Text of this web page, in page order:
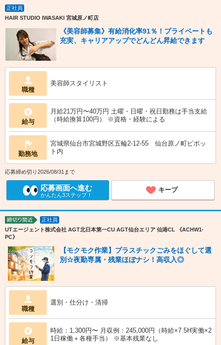
正社員
HAIR STUDIO IWASAKI 宮城原ノ町店
《美容師募集》有給消化率91％！プライベートも
充実、キャリアアップでどんどん昇給できます
職種
美容師スタイリスト
給与
月給21万円〜40万円 土曜・日曜・祝日勤務は手当支給
（時給換算100円） ※資格・経験による
勤務地
宮城県仙台市宮城野区五輪2-12-55 仙台原ノ町ピボッ
ト内
応募締め切り2026/08/31まで
応募画面へ進む
かんたん3ステップ！
キープ
締切り間近
正社員
UTエージェント株式会社 AGT北日本第一CU AGT仙台エリア 仙港CL 《ACHW1-
PC》
【モクモク作業】プラスチックごみをほぐして選
別☆夜勤専属・残業ほぼナシ！高収入◎
職種
選別・仕分け・清掃
給与
時給：1,300円〜 月収例：245,000円（時給×7.5H実働×2
1日稼働＋各種手当） ※基本残業なし